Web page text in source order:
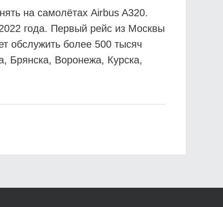
на самолётах Airbus A320.
года. Первый рейс из Москвы
обслужить более 500 тысяч
Брянска, Воронежа, Курска,